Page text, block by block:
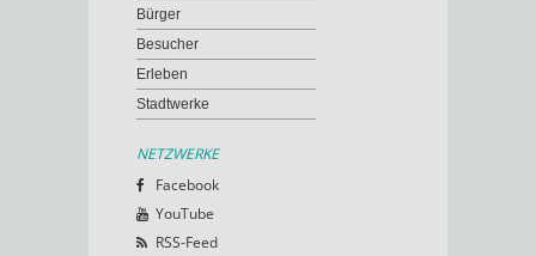
Bürger
Besucher
Erleben
Stadtwerke
NETZWERKE
Facebook
YouTube
RSS-Feed